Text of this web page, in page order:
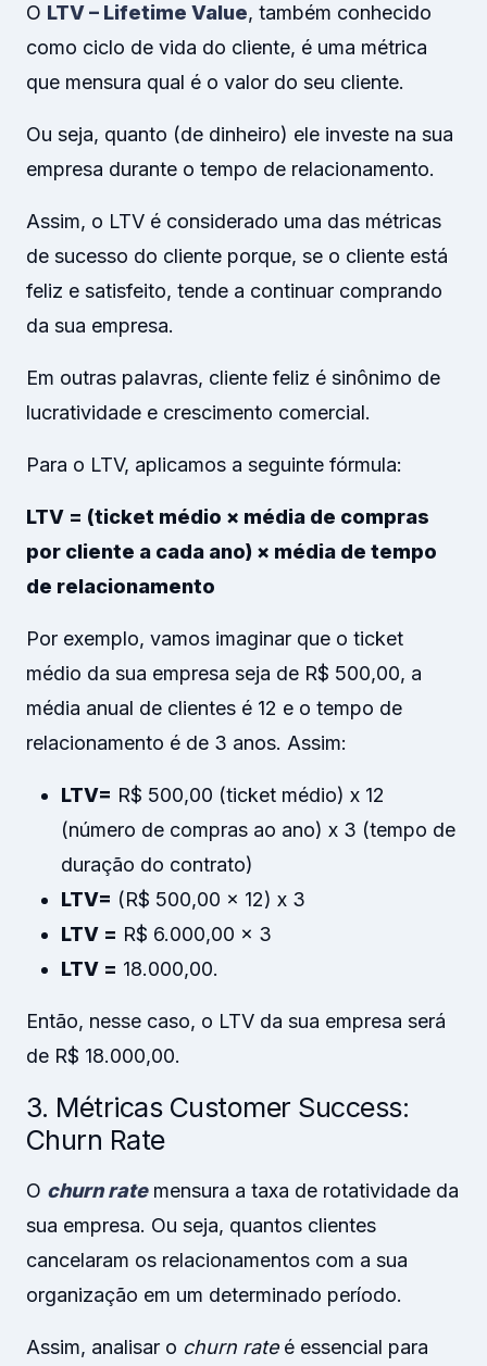
O LTV – Lifetime Value, também conhecido
como ciclo de vida do cliente, é uma métrica
que mensura qual é o valor do seu cliente.
Ou seja, quanto (de dinheiro) ele investe na sua
empresa durante o tempo de relacionamento.
Assim, o LTV é considerado uma das métricas
de sucesso do cliente porque, se o cliente está
feliz e satisfeito, tende a continuar comprando
da sua empresa.
Em outras palavras, cliente feliz é sinônimo de
lucratividade e crescimento comercial.
Para o LTV, aplicamos a seguinte fórmula:
LTV = (ticket médio × média de compras
por cliente a cada ano) × média de tempo
de relacionamento
Por exemplo, vamos imaginar que o ticket
médio da sua empresa seja de R$ 500,00, a
média anual de clientes é 12 e o tempo de
relacionamento é de 3 anos. Assim:
LTV= R$ 500,00 (ticket médio) x 12
(número de compras ao ano) x 3 (tempo de
duração do contrato)
LTV= (R$ 500,00 x 12) x 3
LTV = R$ 6.000,00 x 3
LTV = 18.000,00.
Então, nesse caso, o LTV da sua empresa será
de R$ 18.000,00.
3. Métricas Customer Success:
Churn Rate
O churn ratemensura a taxa de rotatividade da
sua empresa. Ou seja, quantos clientes
cancelaram os relacionamentos com a sua
organização em um determinado período.
Assim, analisar o churn rateé essencial para